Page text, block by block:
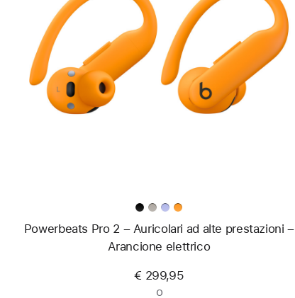
Precedente
Immagine
-
Powerbeats
Pro 2
Auricolari
Powerbeats Pro 2 – Auricolari ad alte prestazioni –
Arancione elettrico
€ 299,95
o